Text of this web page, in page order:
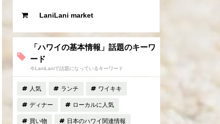
LaniLani market
「ハワイの基本情報」話題のキーワ
ード
今LaniLaniで話題になっているキーワード
人気 ランチ ワイキキ
ディナー ローカルに人気
買い物 日本のハワイ関連情報